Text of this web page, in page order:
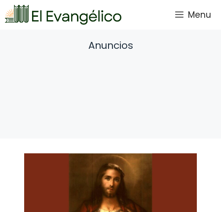
Saltar
al
Menu
Anuncios